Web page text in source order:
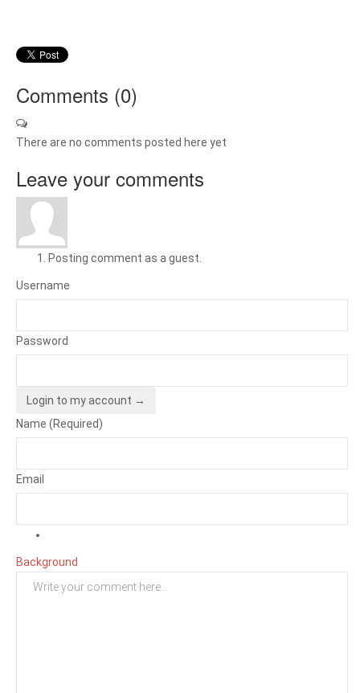
Comments (0)
There are no comments posted here yet
Leave your comments
Posting comment as a guest.
Username
Password
Login to my account →
Name (Required)
Email
Background